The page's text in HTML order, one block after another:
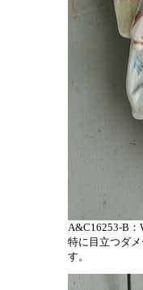
A&C16253-B：
特に目立つダ
す。